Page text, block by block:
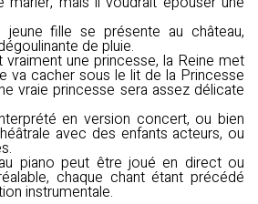
jeune fille se présente au château,
de pluie.
une princesse, la Reine met
va cacher sous le lit de la Princesse
vraie princesse sera assez délicate
en version concert, ou bien
avec des enfants acteurs, ou
piano peut être joué en direct ou
chaque chant étant précédé
instrumentale.